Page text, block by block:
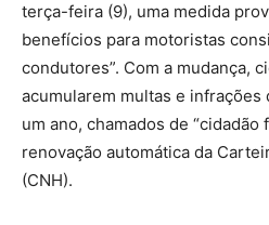
terça-feira (9), uma medida
benefícios para motoristas
condutores”. Com a mudança,
acumularem multas e
um ano, chamados de
renovação automática da
(CNH).